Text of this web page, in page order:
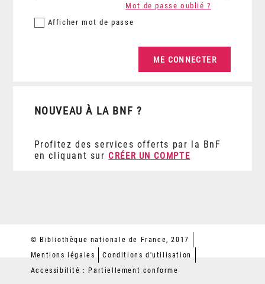
Afficher mot de passe
Mot de passe oublié ?
NOUVEAU À LA BNF ?
Profitez des services offerts par la BnF
en cliquant sur CRÉER UN COMPTE
© Bibliothèque nationale de France, 2017
Mentions légales
Conditions d'utilisation
Accessibilité : Partiellement conforme